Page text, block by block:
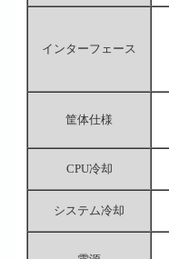
インターフェース
筐体仕様
CPU冷却
システム冷却